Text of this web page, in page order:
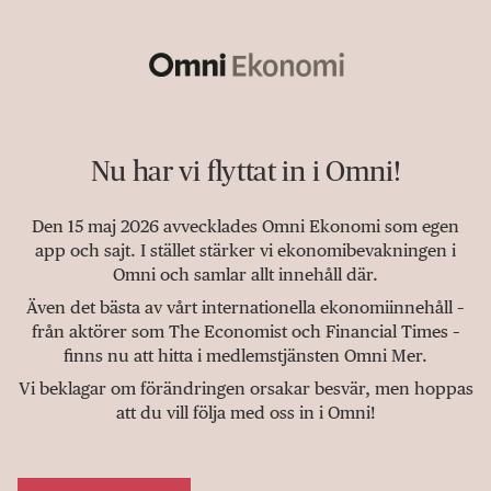
Nu har vi flyttat in i Omni!
Den 15 maj 2026 avvecklades Omni Ekonomi som egen
app och sajt. I stället stärker vi ekonomibevakningen i
Omni och samlar allt innehåll där.
Även det bästa av vårt internationella ekonomiinnehåll –
från aktörer som The Economist och Financial Times –
finns nu att hitta i medlemstjänsten Omni Mer.
Vi beklagar om förändringen orsakar besvär, men hoppas
att du vill följa med oss in i Omni!